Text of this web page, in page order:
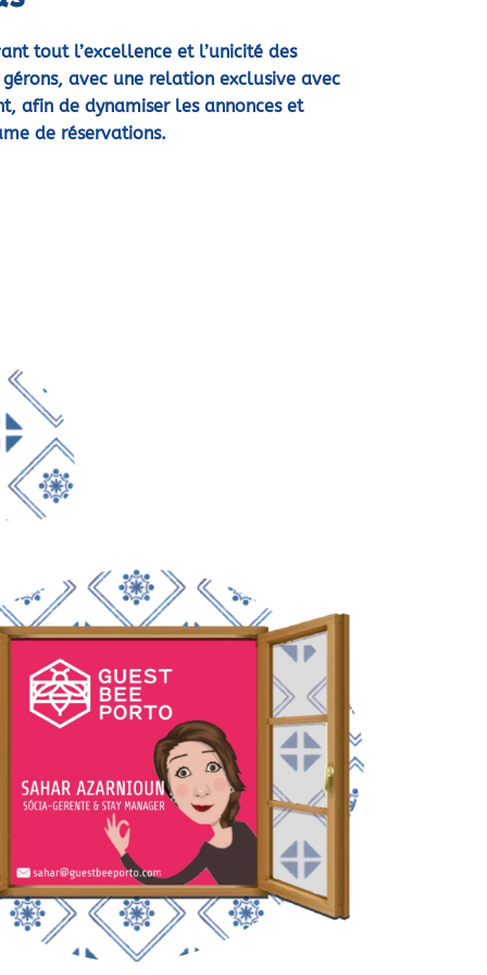
tout l’excellence et l’unicité des
avec une relation exclusive avec
afin de dynamiser les annonces et
de réservations.